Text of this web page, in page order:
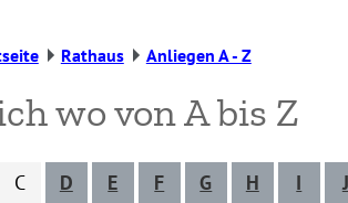
Rathaus Anliegen A - Z
wo von A bis Z
C D E F G H I J